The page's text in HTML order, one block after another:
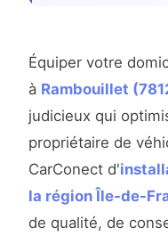
Équiper votre
à Rambouillet
judicieux qui
propriétaire de
CarConect d'
la région Île-de-
de qualité, de